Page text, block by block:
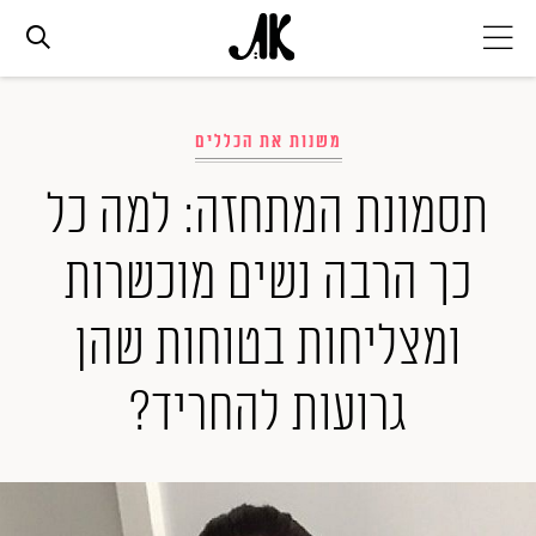
אופנה
ביוטי
סלבס
המגזין
משנות את הכללים
תסמונת המתחזה: למה כל
כך הרבה נשים מוכשרות
ומצליחות בטוחות שהן
גרועות להחריד?